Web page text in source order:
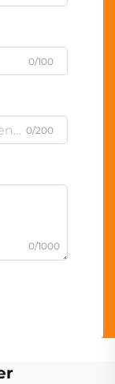
0/100
0/200
0/1000